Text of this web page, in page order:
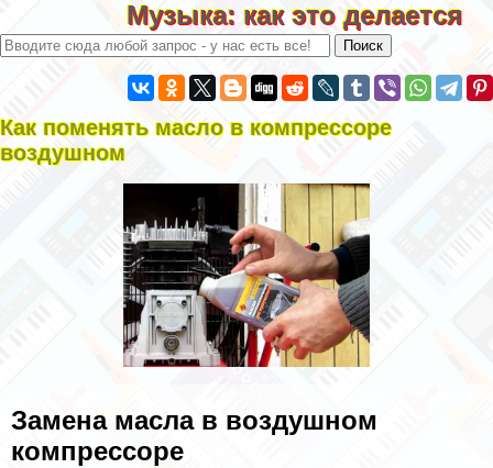
Музыка: как это делается
Как поменять масло в компрессоре
воздушном
Замена масла в воздушном
компрессоре